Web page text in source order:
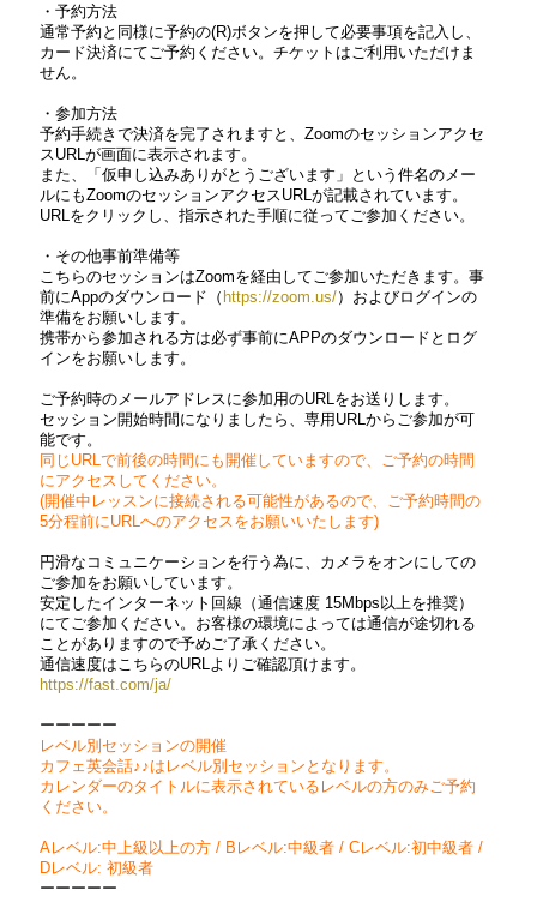
・予約方法
通常予約と同様に予約の(R)ボタンを押して必要事項を記入し、
カード決済にてご予約ください。チケットはご利用いただけま
せん。
・参加方法
予約手続きで決済を完了されますと、Zoomのセッションアクセ
スURLが画面に表示されます。
また、「仮申し込みありがとうございます」という件名のメー
ルにもZoomのセッションアクセスURLが記載されています。
URLをクリックし、指示された手順に従ってご参加ください。
・その他事前準備等
こちらのセッションはZoomを経由してご参加いただきます。事
前にAppのダウンロード（ https://zoom.us/）およびログインの
準備をお願いします。
携帯から参加される方は必ず事前にAPPのダウンロードとログ
インをお願いします。
ご予約時のメールアドレスに参加用のURLをお送りします。
セッション開始時間になりましたら、専用URLからご参加が可
能です。
同じURLで前後の時間にも開催していますので、ご予約の時間
にアクセスしてください。
(開催中レッスンに接続される可能性があるので、ご予約時間の
5分程前にURLへのアクセスをお願いいたします)
円滑なコミュニケーションを行う為に、カメラをオンにしての
ご参加をお願いしています。
安定したインターネット回線（通信速度 15Mbps以上を推奨）
にてご参加ください。お客様の環境によっては通信が途切れる
ことがありますので予めご了承ください。
通信速度はこちらのURLよりご確認頂けます。
https://fast.com/ja/
ーーーーー
レベル別セッションの開催
カフェ英会話♪♪はレベル別セッションとなります。
カレンダーのタイトルに表示されているレベルの方のみご予約
ください。
Aレベル:中上級以上の方 / Bレベル:中級者 / Cレベル:初中級者 /
Dレベル: 初級者
ーーーーー